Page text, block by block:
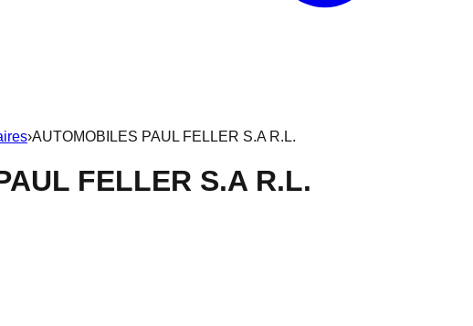
›AUTOMOBILES PAUL FELLER S.A R.L.
FELLER S.A R.L.